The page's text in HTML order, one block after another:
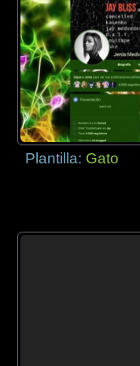
Plantilla: Gato